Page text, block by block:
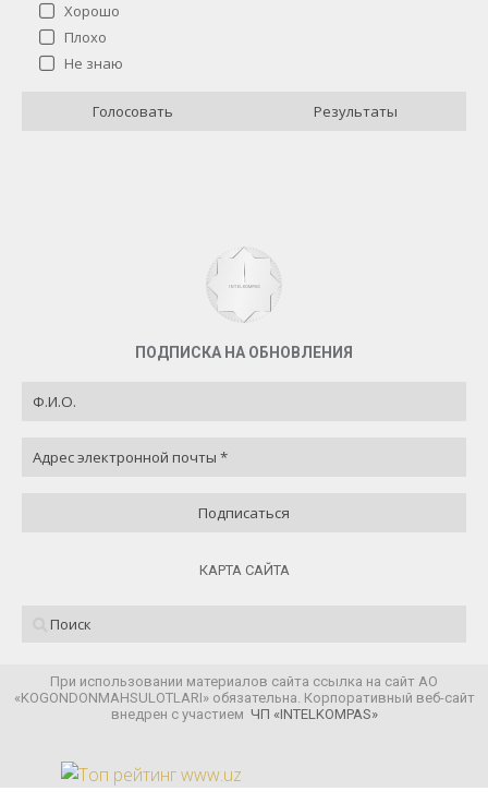
Хорошо
Плохо
Не знаю
Результаты
Голосовать
Как Вы оцениваете деятельность общества?
ПОДПИСКА НА ОБНОВЛЕНИЯ
КАРТА САЙТА
При использовании материалов сайта ссылка на сайт АО
«KOGONDONMAHSULOTLARI» обязательна. Корпоративный веб-сайт
внедрен с участием ЧП «INTELKOMPAS»